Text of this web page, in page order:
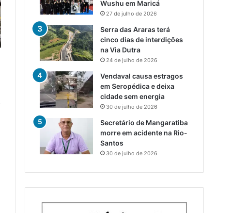
Wushu em Maricá
27 de julho de 2026
Serra das Araras terá
cinco dias de interdições
na Via Dutra
24 de julho de 2026
Vendaval causa estragos
em Seropédica e deixa
cidade sem energia
30 de julho de 2026
Secretário de Mangaratiba
morre em acidente na Rio-
Santos
30 de julho de 2026